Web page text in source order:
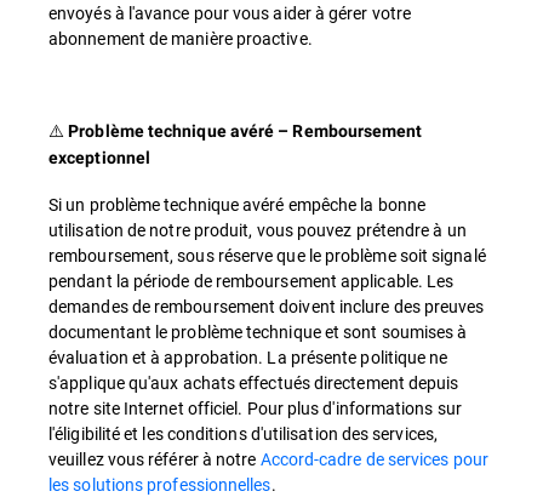
envoyés à l'avance pour vous aider à gérer votre
abonnement de manière proactive.
⚠️Problème technique avéré – Remboursement
exceptionnel
Si un problème technique avéré empêche la bonne
utilisation de notre produit, vous pouvez prétendre à un
remboursement, sous réserve que le problème soit signalé
pendant la période de remboursement applicable. Les
demandes de remboursement doivent inclure des preuves
documentant le problème technique et sont soumises à
évaluation et à approbation. La présente politique ne
s'applique qu'aux achats effectués directement depuis
notre site Internet officiel. Pour plus d'informations sur
l'éligibilité et les conditions d'utilisation des services,
veuillez vous référer à notre Accord-cadre de services pour
les solutions professionnelles.